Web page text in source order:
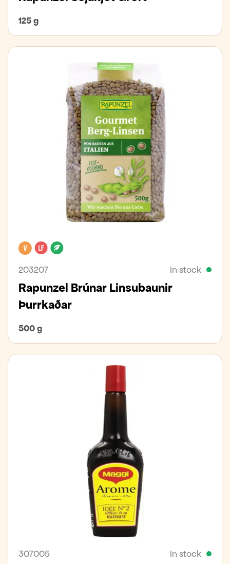
125 g
VeganLactose free
203207 In stock
Rapunzel Brúnar Linsubaunir
Þurrkaðar
500 g
307005 In stock